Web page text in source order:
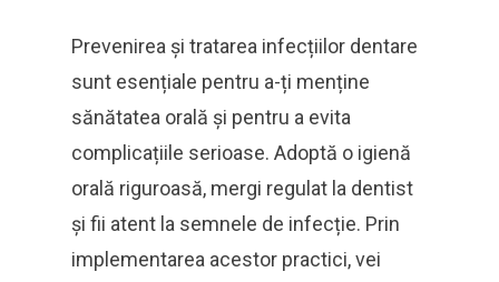
Prevenirea și tratarea infecțiilor dentare
sunt esențiale pentru a-ți menține
sănătatea orală și pentru a evita
complicațiile serioase. Adoptă o igienă
orală riguroasă, mergi regulat la dentist
și fii atent la semnele de infecție. Prin
implementarea acestor practici, vei